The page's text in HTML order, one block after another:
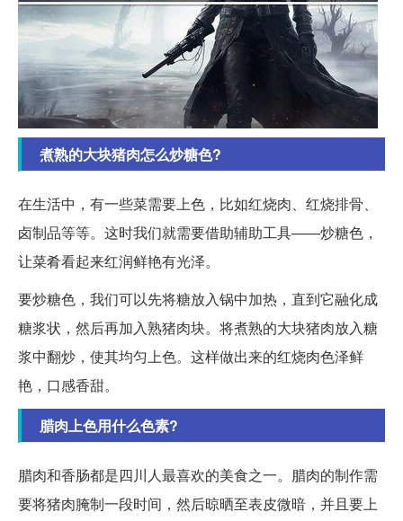
煮熟的大块猪肉怎么炒糖色?
在生活中，有一些菜需要上色，比如红烧肉、红烧排骨、
卤制品等等。这时我们就需要借助辅助工具——炒糖色，
让菜肴看起来红润鲜艳有光泽。
要炒糖色，我们可以先将糖放入锅中加热，直到它融化成
糖浆状，然后再加入熟猪肉块。将煮熟的大块猪肉放入糖
浆中翻炒，使其均匀上色。这样做出来的红烧肉色泽鲜
艳，口感香甜。
腊肉上色用什么色素?
腊肉和香肠都是四川人最喜欢的美食之一。腊肉的制作需
要将猪肉腌制一段时间，然后晾晒至表皮微暗，并且要上